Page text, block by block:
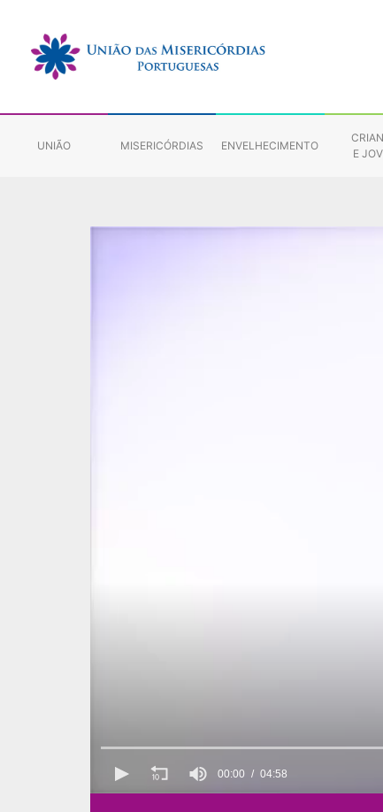
UNIÃO MISERICÓRDIAS ENVELHECIMENTO
E
00:00 04:58